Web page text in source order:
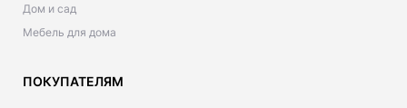
Дом и сад
Мебель для дома
ПОКУПАТЕЛЯМ